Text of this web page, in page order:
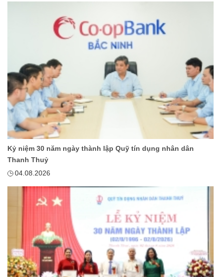
Kỷ niệm 30 năm ngày thành lập Quỹ tín dụng nhân dân
Thanh Thuỷ
04.08.2026